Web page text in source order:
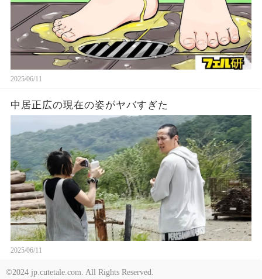
2025/06/11
中居正広の現在の姿がヤバすぎた
2025/06/11
©2024 jp.cutetale.com. All Rights Reserved.